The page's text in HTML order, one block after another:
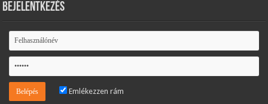
Bejelentkezés
Emlékezzen rám